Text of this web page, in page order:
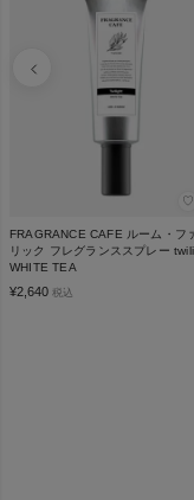
♡
FRAGRANCE CAFE ルーム・フ
リック フレグランススプレー
WHITE TEA
¥2,640 税込